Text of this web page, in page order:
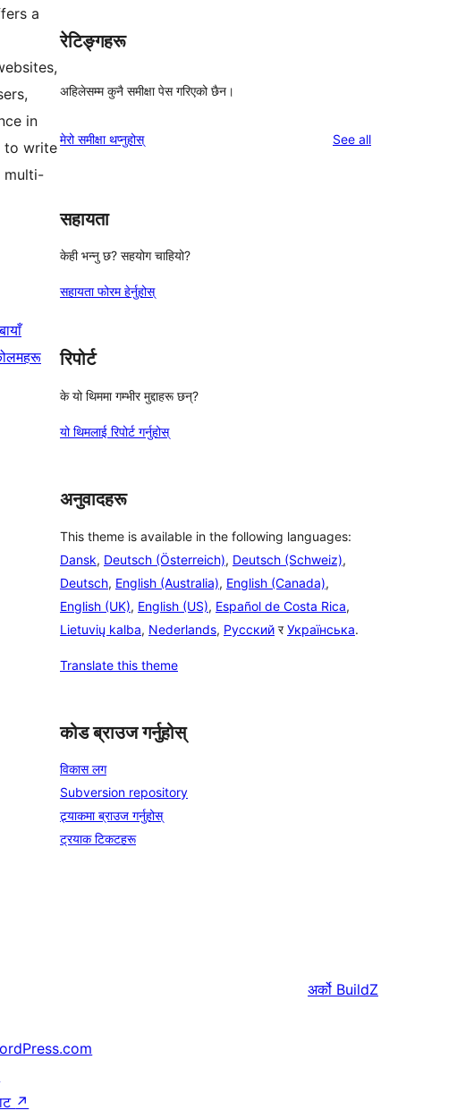
a
in
to write
multi-
बायाँ
रेटिङ्गहरू
अहिलेसम्म कुनै समीक्षा पेस गरिएको छैन।
मेरो समीक्षा थप्नुहोस् See allreviews
सहायता
केही भन्नु छ? सहयोग चाहियो?
सहायता फोरम हेर्नुहोस्
रिपोर्ट
के यो थिममा गम्भीर मुद्दाहरू छन्?
यो थिमलाई रिपोर्ट गर्नुहोस्
अनुवादहरू
This theme is available in the following languages:
Dansk, Deutsch (Österreich), Deutsch (Schweiz),
Deutsch, English (Australia), English (Canada),
English (UK), English (US), Español de Costa Rica,
Lietuvių kalba, Nederlands, Русский रУкраїнська.
Translate this theme
कोड ब्राउज गर्नुहोस्
विकास लग
Subversion repository
ट्र्याकमा ब्राउज गर्नुहोस्
ट्रयाक टिकटहरू
अर्को BuildZ
↗